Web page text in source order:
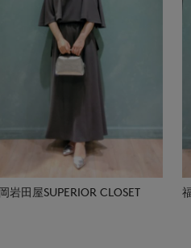
岩田屋SUPERIOR CLOSET